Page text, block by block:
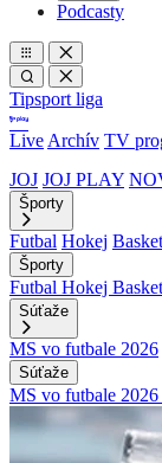
Podcasty
Tipsport liga
Live Archív TV
JOJ JOJ PLAY
Športy
Futbal Hokej
Športy
Futbal Hokej
Súťaže
MS vo futbale 2026
Súťaže
MS vo futbale 2026